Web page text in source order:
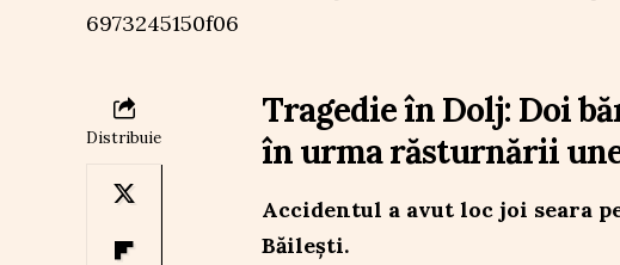
Distribuie
Tragedie în Dolj: Doi
în urma răsturnării
Accidentul a avut loc joi seara
Băilești.